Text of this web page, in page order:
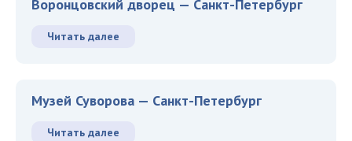
Воронцовский дворец — Санкт-Петербург
Читать далее
Музей Суворова — Санкт-Петербург
Читать далее